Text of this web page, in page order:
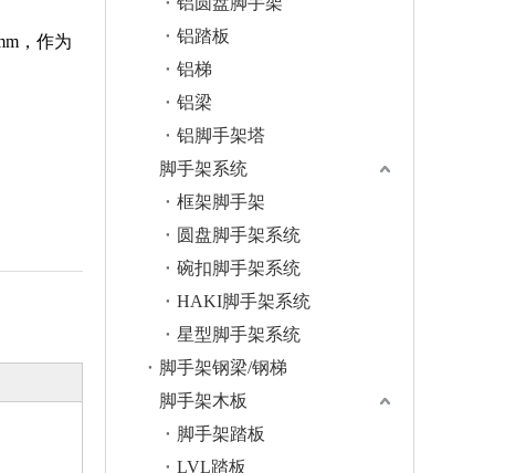
，作为
铝踏板
铝梯
铝梁
铝脚手架塔
脚手架系统
框架脚手架
圆盘脚手架系统
碗扣脚手架系统
HAKI脚手架系统
星型脚手架系统
脚手架钢梁/钢梯
脚手架木板
脚手架踏板
LVL踏板